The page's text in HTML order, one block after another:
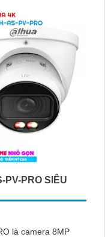
PV-PRO SIÊU
là camera 8MP